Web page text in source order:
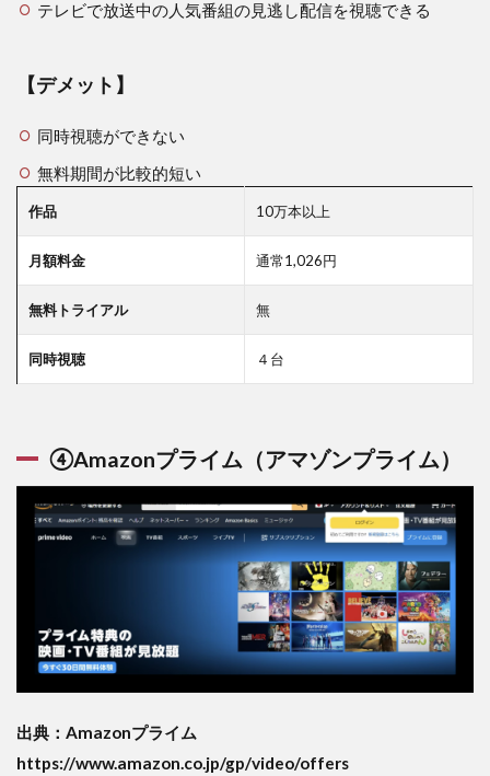
テレビで放送中の人気番組の見逃し配信を視聴できる
【デメット】
同時視聴ができない
無料期間が比較的短い
作品 10万本以上
月額料金 通常1,026円
無料トライアル 無
同時視聴 ４台
④Amazonプライム（アマゾンプライム）
出典：Amazonプライム
https://www.amazon.co.jp/gp/video/offers